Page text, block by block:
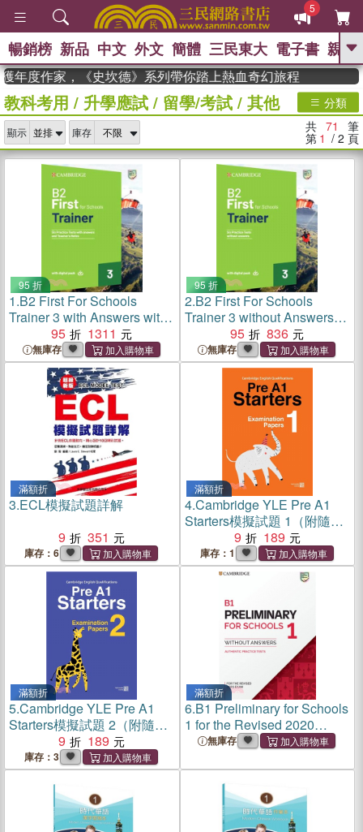
5
GO
熱搜： 東野圭吾 、 The Odyssey 、
父親節 、 如果歷史是一群喵 、 暑期
國際布克獎 臺灣漫遊錄 、 方
念華 、 台灣的李登輝時代 、 數學女
孩：黎曼猜想 、 偉大的迷走神經
暢銷榜 新品 中文 外文 簡體 三民東大 電子書 親子
家，《史坎德》系列帶你踏上熱血奇幻旅程
教科考用 / 升學應試/ 留學/考試/ 其他 分類
顯示 庫存 共 71 筆
第 1 / 2 頁
95 折
1.B2 First For Schools
Trainer 3 with Answers with
Digital Pack
95 1311
無庫存
95 折
2.B2 First For Schools
Trainer 3 without Answers
with Digital Pack
95 836
無庫存
滿額折
3.ECL模擬試題詳解
9
351
庫存：6
滿額折
4.Cambridge YLE Pre A1
Starters模擬試題 1（附隨掃
隨聽QR CODE音檔）
9 189
庫存：1
滿額折
5.Cambridge YLE Pre A1
Starters模擬試題 2（附隨掃
隨聽QR CODE音檔）
9 189
庫存：3
滿額折
6.B1 Preliminary for Schools
1 for the Revised 2020
Exam Student's Book
無庫存